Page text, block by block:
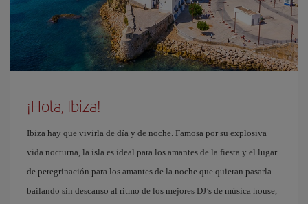
¡Hola, Ibiza!
Ibiza hay que vivirla de día y de noche. Famosa por su explosiva
vida nocturna, la isla es ideal para los amantes de la fiesta y el lugar
de peregrinación para los amantes de la noche que quieran pasarla
bailando sin descanso al ritmo de los mejores DJ’s de música house,